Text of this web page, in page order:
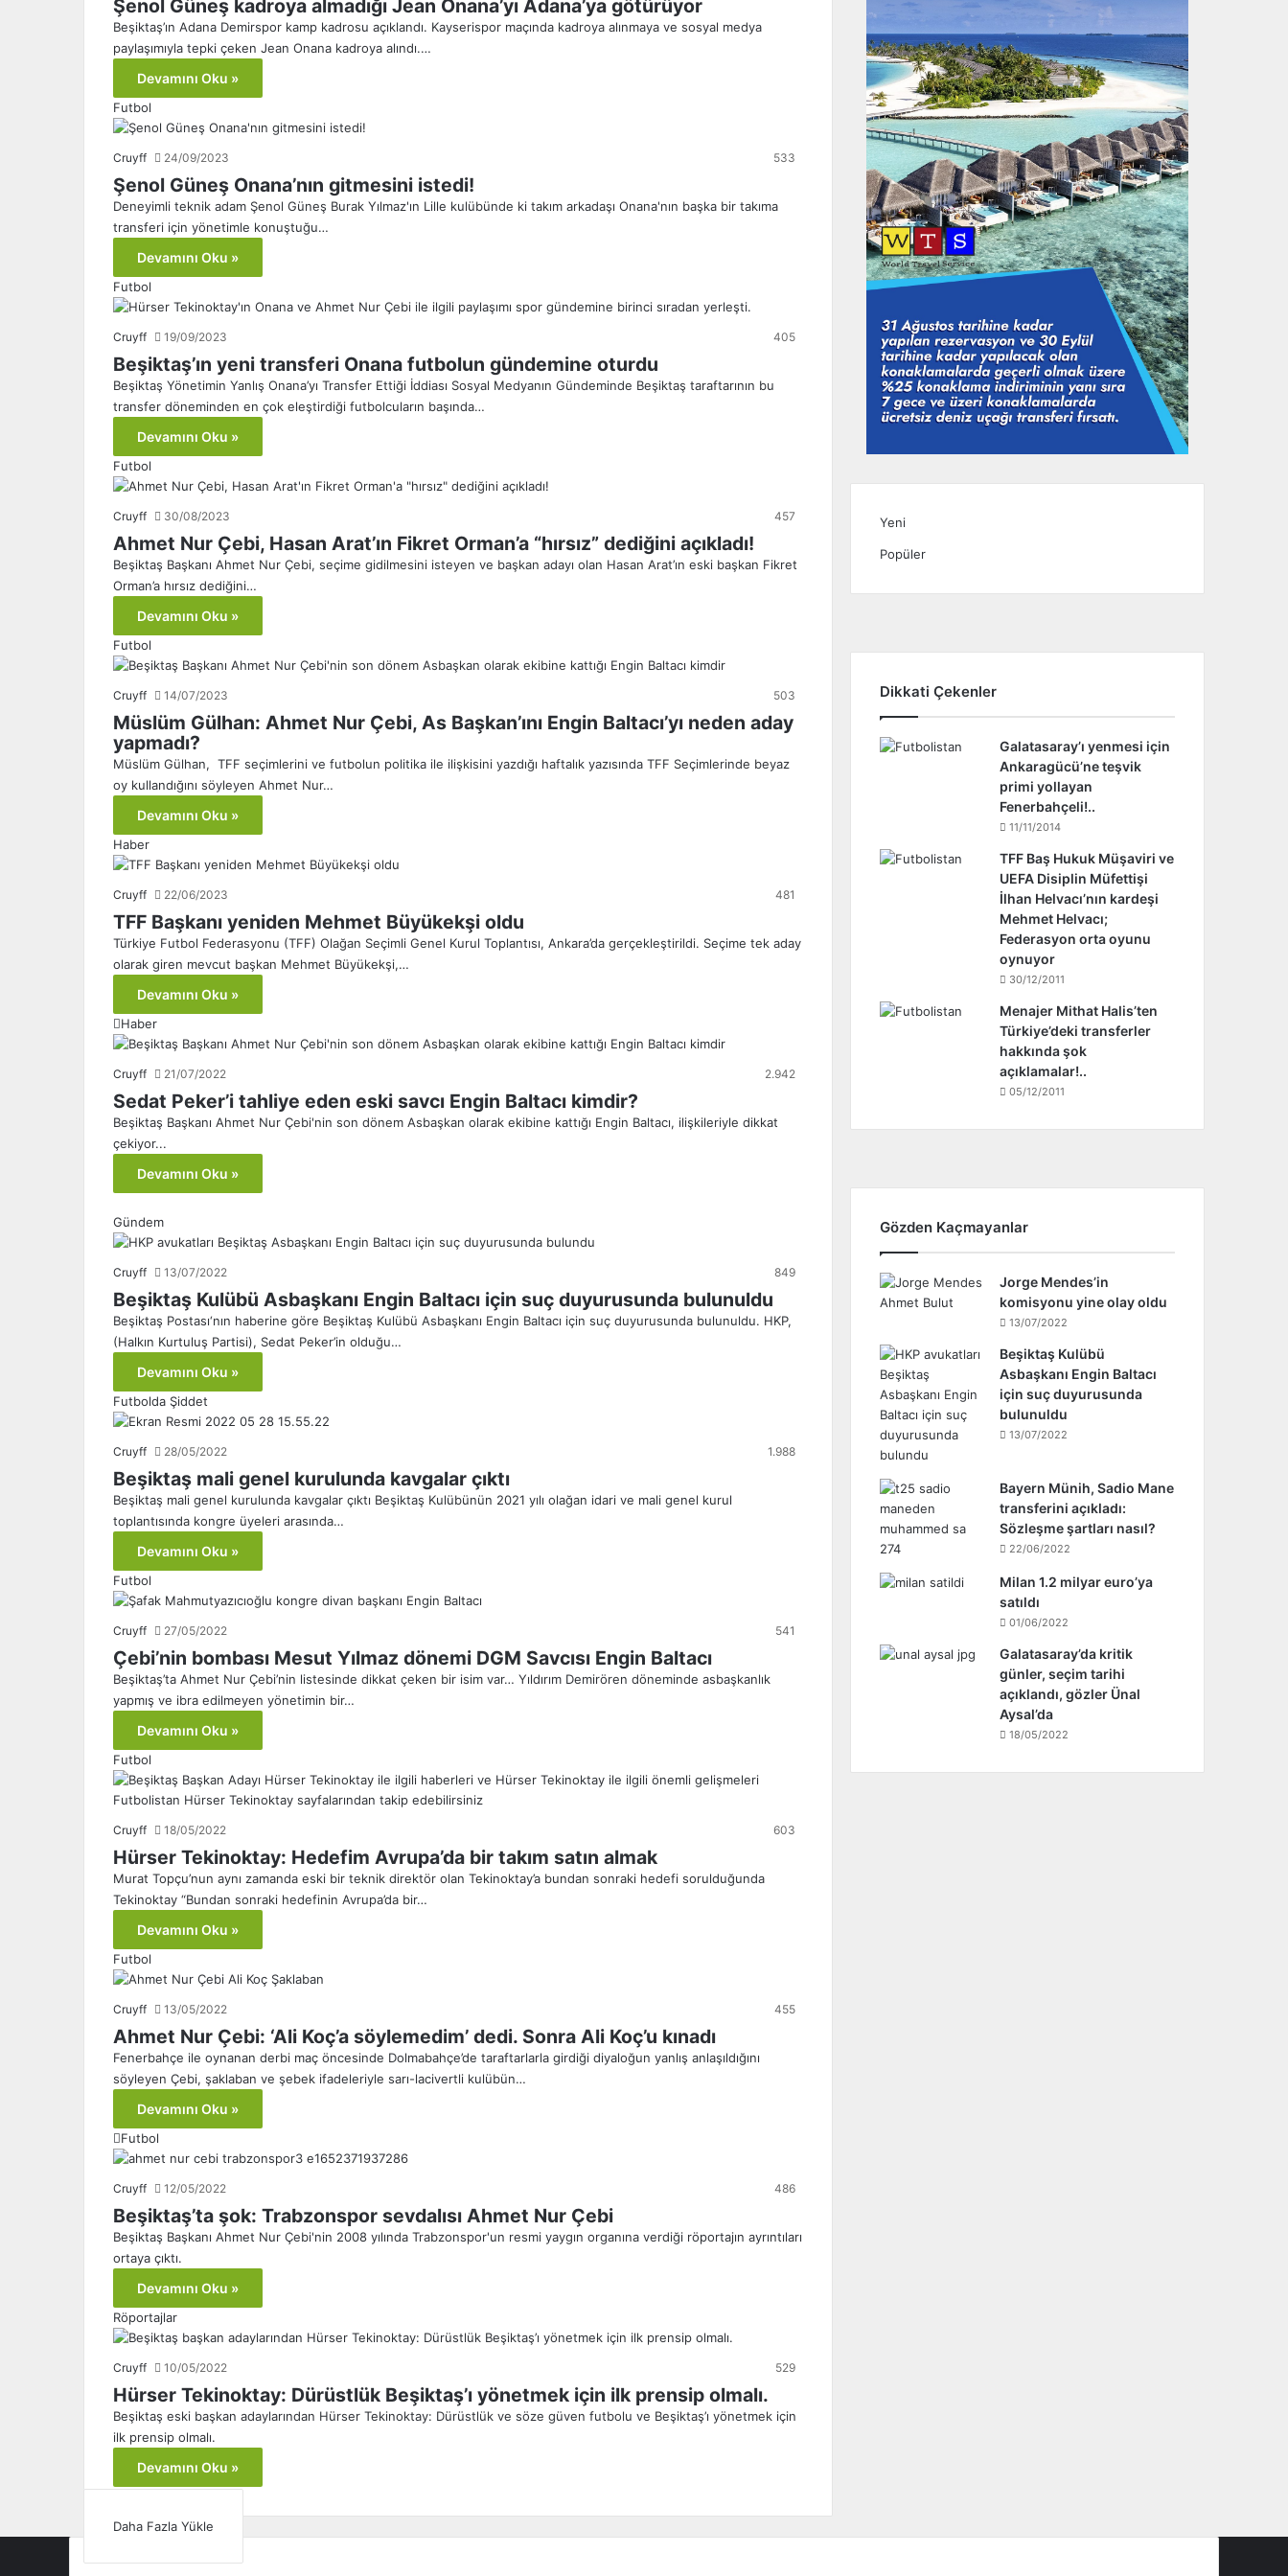
Şenol Güneş kadroya almadığı Jean Onana’yı Adana’ya götürüyor
Beşiktaş’ın Adana Demirspor kamp kadrosu açıklandı. Kayserispor maçında kadroya alınmaya ve sosyal medya
paylaşımıyla tepki çeken Jean Onana kadroya alındı.…
Devamını Oku »
Futbol
Cruyff 24/09/2023 533
Şenol Güneş Onana’nın gitmesini istedi!
Deneyimli teknik adam Şenol Güneş Burak Yılmaz'ın Lille kulübünde ki takım arkadaşı Onana'nın başka bir takıma
transferi için yönetimle konuştuğu…
Devamını Oku »
Futbol
Cruyff 19/09/2023 405
Beşiktaş’ın yeni transferi Onana futbolun gündemine oturdu
Beşiktaş Yönetimin Yanlış Onana’yı Transfer Ettiği İddiası Sosyal Medyanın Gündeminde Beşiktaş taraftarının bu
transfer döneminden en çok eleştirdiği futbolcuların başında…
Devamını Oku »
Futbol
Cruyff 30/08/2023 457
Ahmet Nur Çebi, Hasan Arat’ın Fikret Orman’a “hırsız” dediğini açıkladı!
Beşiktaş Başkanı Ahmet Nur Çebi, seçime gidilmesini isteyen ve başkan adayı olan Hasan Arat’ın eski başkan Fikret
Orman’a hırsız dediğini…
Devamını Oku »
Futbol
Cruyff 14/07/2023 503
Müslüm Gülhan: Ahmet Nur Çebi, As Başkan’ını Engin Baltacı’yı neden aday
yapmadı?
Müslüm Gülhan, TFF seçimlerini ve futbolun politika ile ilişkisini yazdığı haftalık yazısında TFF Seçimlerinde beyaz
oy kullandığını söyleyen Ahmet Nur…
Devamını Oku »
Haber
Cruyff 22/06/2023 481
TFF Başkanı yeniden Mehmet Büyükekşi oldu
Türkiye Futbol Federasyonu (TFF) Olağan Seçimli Genel Kurul Toplantısı, Ankara’da gerçekleştirildi. Seçime tek aday
olarak giren mevcut başkan Mehmet Büyükekşi,…
Devamını Oku »
Haber
Cruyff 21/07/2022 2.942
Sedat Peker’i tahliye eden eski savcı Engin Baltacı kimdir?
Beşiktaş Başkanı Ahmet Nur Çebi'nin son dönem Asbaşkan olarak ekibine kattığı Engin Baltacı, ilişkileriyle dikkat
çekiyor...
Devamını Oku »
Gündem
Cruyff 13/07/2022 849
Beşiktaş Kulübü Asbaşkanı Engin Baltacı için suç duyurusunda bulunuldu
Beşiktaş Postası‘nın haberine göre Beşiktaş Kulübü Asbaşkanı Engin Baltacı için suç duyurusunda bulunuldu. HKP,
(Halkın Kurtuluş Partisi), Sedat Peker’in olduğu…
Devamını Oku »
Futbolda Şiddet
Cruyff 28/05/2022 1.988
Beşiktaş mali genel kurulunda kavgalar çıktı
Beşiktaş mali genel kurulunda kavgalar çıktı Beşiktaş Kulübünün 2021 yılı olağan idari ve mali genel kurul
toplantısında kongre üyeleri arasında…
Devamını Oku »
Futbol
Cruyff 27/05/2022 541
Çebi’nin bombası Mesut Yılmaz dönemi DGM Savcısı Engin Baltacı
Beşiktaş’ta Ahmet Nur Çebi’nin listesinde dikkat çeken bir isim var… Yıldırım Demirören döneminde asbaşkanlık
yapmış ve ibra edilmeyen yönetimin bir…
Devamını Oku »
Futbol
Cruyff 18/05/2022 603
Hürser Tekinoktay: Hedefim Avrupa’da bir takım satın almak
Murat Topçu’nun aynı zamanda eski bir teknik direktör olan Tekinoktay’a bundan sonraki hedefi sorulduğunda
Tekinoktay “Bundan sonraki hedefinin Avrupa’da bir…
Devamını Oku »
Futbol
Cruyff 13/05/2022 455
Ahmet Nur Çebi: ‘Ali Koç’a söylemedim’ dedi. Sonra Ali Koç’u kınadı
Fenerbahçe ile oynanan derbi maç öncesinde Dolmabahçe’de taraftarlarla girdiği diyaloğun yanlış anlaşıldığını
söyleyen Çebi, şaklaban ve şebek ifadeleriyle sarı-lacivertli kulübün…
Devamını Oku »
Futbol
Cruyff 12/05/2022 486
Beşiktaş’ta şok: Trabzonspor sevdalısı Ahmet Nur Çebi
Beşiktaş Başkanı Ahmet Nur Çebi'nin 2008 yılında Trabzonspor'un resmi yaygın organına verdiği röportajın ayrıntıları
ortaya çıktı.
Devamını Oku »
Röportajlar
Cruyff 10/05/2022 529
Hürser Tekinoktay: Dürüstlük Beşiktaş’ı yönetmek için ilk prensip olmalı.
Beşiktaş eski başkan adaylarından Hürser Tekinoktay: Dürüstlük ve söze güven futbolu ve Beşiktaş’ı yönetmek için
ilk prensip olmalı.
Devamını Oku »
Daha Fazla Yükle
Yeni
Popüler
Dikkati Çekenler
Galatasaray’ı yenmesi için
Ankaragücü’ne teşvik
primi yollayan
Fenerbahçeli!..
11/11/2014
TFF Baş Hukuk Müşaviri ve
UEFA Disiplin Müfettişi
İlhan Helvacı’nın kardeşi
Mehmet Helvacı;
Federasyon orta oyunu
oynuyor
30/12/2011
Menajer Mithat Halis’ten
Türkiye’deki transferler
hakkında şok
açıklamalar!..
05/12/2011
Gözden Kaçmayanlar
Jorge Mendes’in
komisyonu yine olay oldu
13/07/2022
Beşiktaş Kulübü
Asbaşkanı Engin Baltacı
için suç duyurusunda
bulunuldu
13/07/2022
Bayern Münih, Sadio Mane
transferini açıkladı:
Sözleşme şartları nasıl?
22/06/2022
Milan 1.2 milyar euro’ya
satıldı
01/06/2022
Galatasaray’da kritik
günler, seçim tarihi
açıklandı, gözler Ünal
Aysal’da
18/05/2022